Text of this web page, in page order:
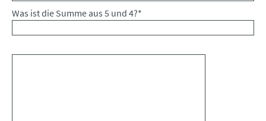
Was ist die Summe aus 5 und 4?*